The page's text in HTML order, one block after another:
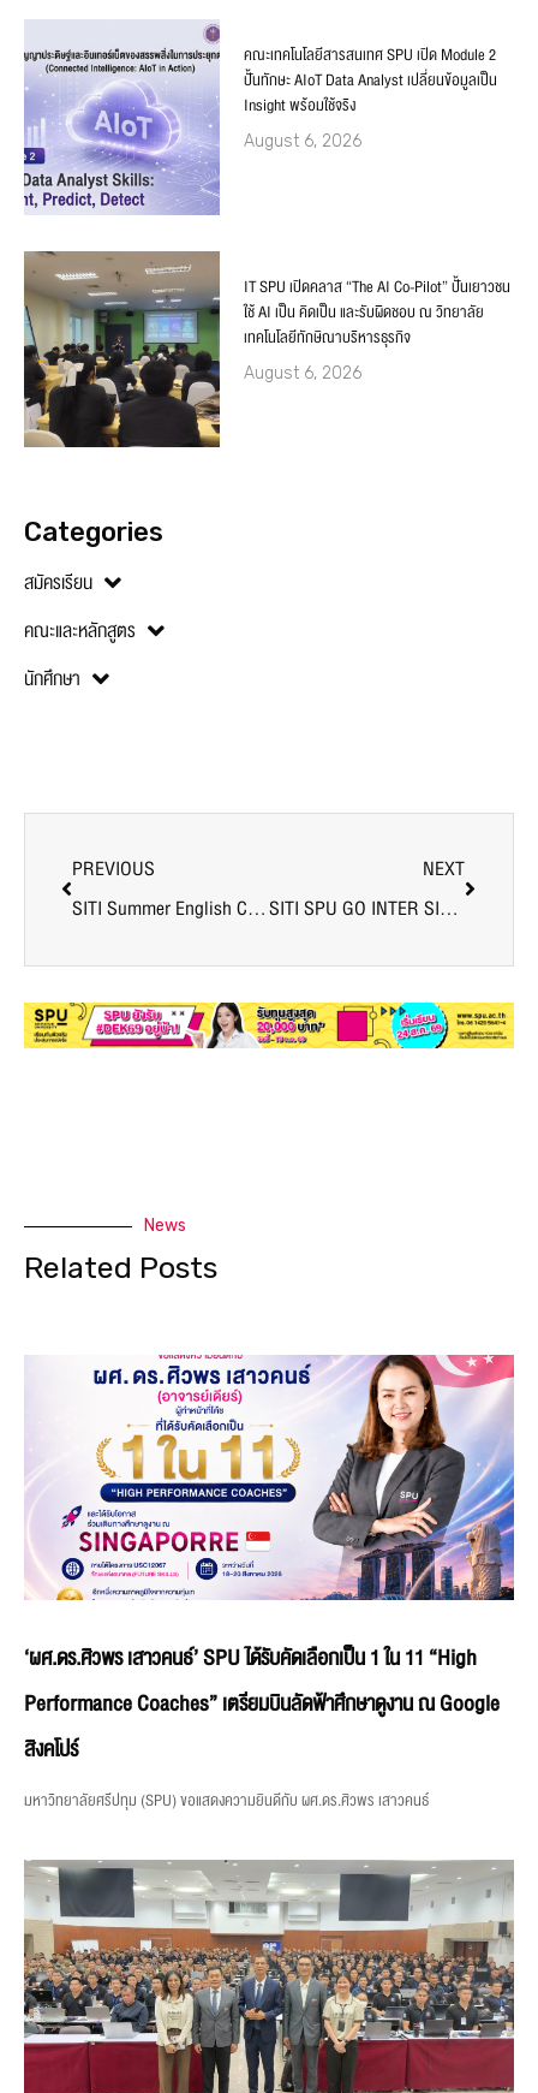
คณะเทคโนโลยีสารสนเทศ SPU เปิด Module 2
ปั้นทักษะ AIoT Data Analyst เปลี่ยนข้อมูลเป็น
Insight พร้อมใช้จริง
August 6, 2026
IT SPU เปิดคลาส “The AI Co-Pilot” ปั้นเยาวชน
ใช้ AI เป็น คิดเป็น และรับผิดชอบ ณ วิทยาลัย
เทคโนโลยีทักษิณาบริหารธุรกิจ
August 6, 2026
Categories
สมัครเรียน
คณะและหลักสูตร
นักศึกษา
PREVIOUS
SITI Summer English Camp 2022
NEXT
SITI SPU GO INTER SINGAPORE
News
Related Posts
‘ผศ.ดร.ศิวพร เสาวคนธ์’ SPU ได้รับคัดเลือกเป็น 1 ใน 11 “High
Performance Coaches” เตรียมบินลัดฟ้าศึกษาดูงาน ณ Google
สิงคโปร์
มหาวิทยาลัยศรีปทุม (SPU) ขอแสดงความยินดีกับ ผศ.ดร.ศิวพร เสาวคนธ์